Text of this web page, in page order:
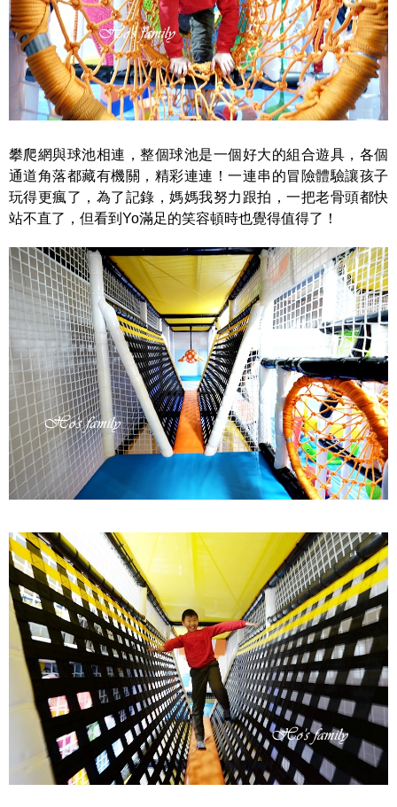
攀爬網與球池相連，整個球池是一個好大的組合遊具，各個
通道角落都藏有機關，精彩連連！一連串的冒險體驗讓孩子
玩得更瘋了，為了記錄，媽媽我努力跟拍，一把老骨頭都快
站不直了，但看到Yo滿足的笑容頓時也覺得值得了！